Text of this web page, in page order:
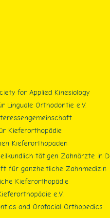
for Applied Kinesiology
Linguale Orthodontie e.V.
Kieferorthopädie
Kieferorthopäden
tätigen Zahnärzte in
für ganzheitliche Zahnmedizin
Kieferorthopädie
e.V.
and Orofacial Orthopedics